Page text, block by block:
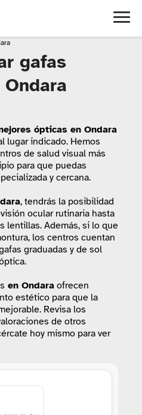
gafas
ópticas en Ondara
lugar indicado. Hemos
de salud visual más
para que puedas
y cercana.
, tendrás la posibilidad
ocular rutinaria hasta
lentillas. Además, si lo que
los centros cuentan
graduadas y de sol
en Ondara ofrecen
estético para que la
Revisa los
de otros
hoy mismo para ver